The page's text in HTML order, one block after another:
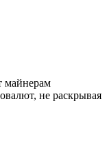
майнерам
не раскрывая